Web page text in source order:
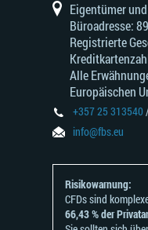
Eigentümer
Büroadresse:
Registrierte
Alle
Europäischen
+357 25 313540
info@fbs.eu
Risikowarnung:
CFDs sind
66,43 % der